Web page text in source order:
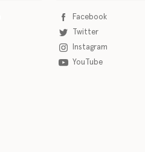
Facebook
Twitter
Instagram
YouTube